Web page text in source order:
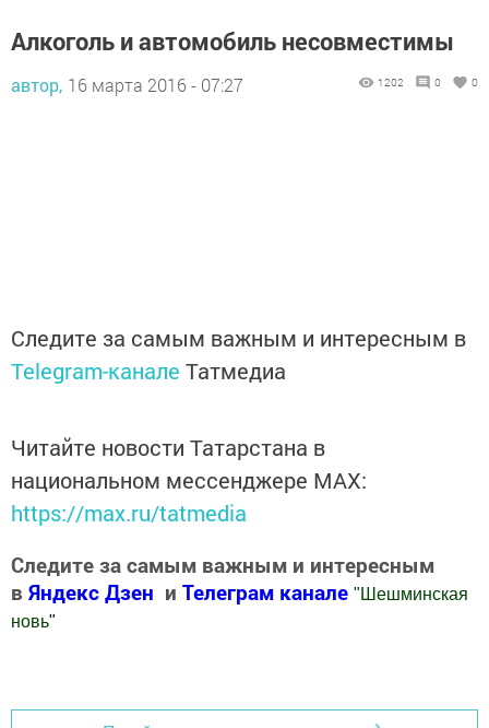
Алкоголь и автомобиль несовместимы
автор, 16 марта 2016 - 07:27 1202 0 0
Следите за самым важным и интересным в
Telegram-канале Татмедиа
Читайте новости Татарстана в
национальном мессенджере MАХ:
https://max.ru/tatmedia
Следите за самым важным и интересным
в Яндекс Дзен и Телеграм канале " Шешминская
новь"